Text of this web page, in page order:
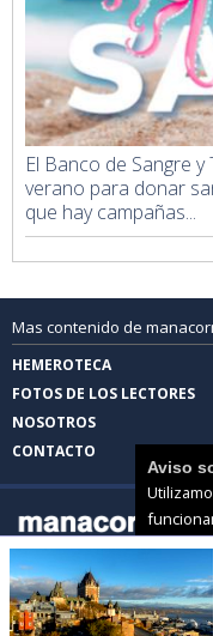
El Banco de Sangre
verano para donar
que hay campañas...
Mas contenido de
HEMEROTECA
FOTOS DE LOS LECTORES
NOSOTROS
CONTACTO
manacormanacor.com |
Protección de datos
© 2026 | Todos los
Aviso
lista de
nuestra